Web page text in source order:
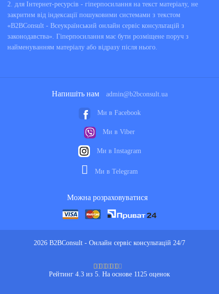
2. для Інтернет-ресурсів - гіперпосилання на текст матеріалу, не
закритим від індексації пошуковими системами з текстом
«B2BConsult - Всеукраїнський онлайн сервіс консультацій з
законодавства». Гіперпосилання має бути розміщене поруч з
найменуванням матеріалу або відразу після нього.
2026 B2BConsult - Онлайн сервіс консультацій 24/7
Рейтинг 4.3 из 5. На основе 1125 оценок
Напишіть нам admin@b2bconsult.ua
Ми в Facebook
Ми в Viber
Ми в Instagram
Ми в Telegram
Можна розраховуватися